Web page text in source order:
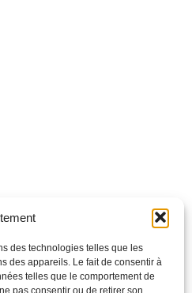
des technologies telles que les
des appareils. Le fait de consentir à
telles que le comportement de
pas consentir ou de retirer son